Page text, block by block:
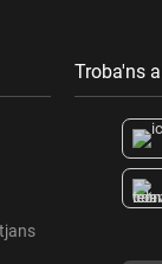
Troba'ns a